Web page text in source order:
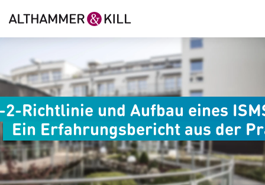
2-Richtlinie und Aufbau eines
Ein Erfahrungsbericht aus der